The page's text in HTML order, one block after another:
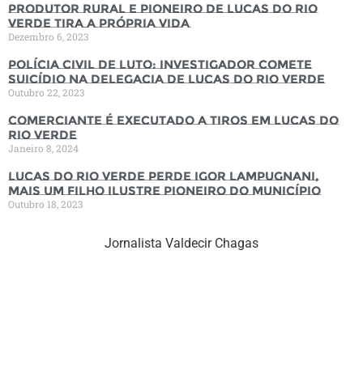
Produtor rural e pioneiro de Lucas do Rio
Verde tira a própria vida
Dezembro 6, 2023
Polícia Civil de luto: Investigador comete
suicídio na Delegacia de Lucas do Rio Verde
Outubro 22, 2023
Comerciante é executado a tiros em Lucas do
Rio Verde
Janeiro 8, 2024
Lucas do Rio Verde perde Igor Lampugnani,
mais um filho ilustre pioneiro do município
Outubro 18, 2023
Jornalista Valdecir Chagas